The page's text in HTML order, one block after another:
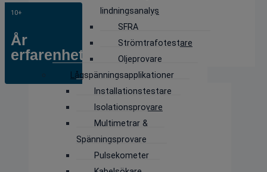
lindningsanalys
SFRA
Strömtrafotestare
Oljeprovare
Lågspänningsapplikationer
Installationstestare
Isolationsprovare
Multimetrar &
Spänningsprovare
Pulsekometer
10+
År
erfarenhet